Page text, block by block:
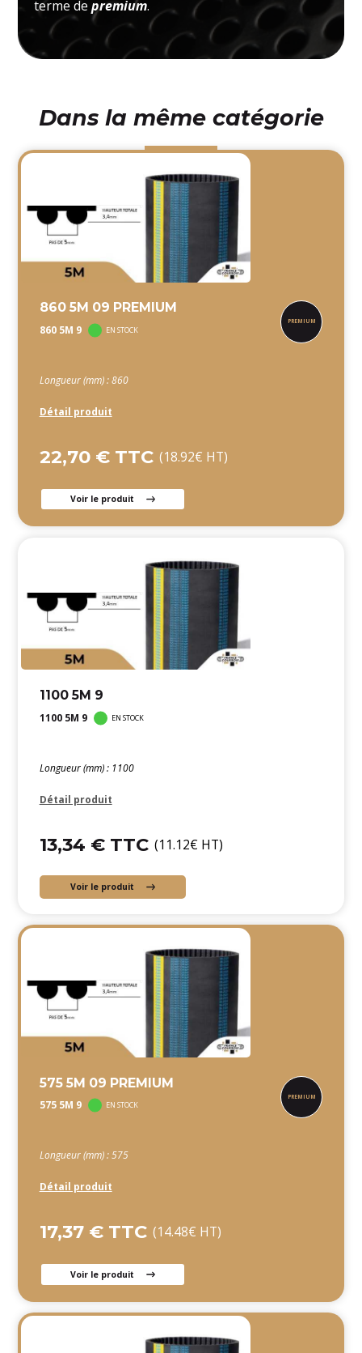
terme depremium.
Dans la même catégorie
860 5M 09 PREMIUM
860 5M 9 EN STOCK
Longueur (mm) : 860
Détail produit
22,70 € TTC (18.92€ HT)
Voir le produit
1100 5M 9
1100 5M 9 EN STOCK
Longueur (mm) : 1100
Détail produit
13,34 € TTC (11.12€ HT)
Voir le produit
575 5M 09 PREMIUM
575 5M 9 EN STOCK
Longueur (mm) : 575
Détail produit
17,37 € TTC (14.48€ HT)
Voir le produit